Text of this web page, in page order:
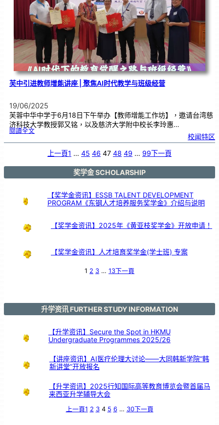
固
本
贩
售
邀
您
同
行
芙中引进教师增能讲座 | 聚焦AI时代教学与班级经营
19/06/2025
芙蓉中华中学于6月18日下午举办【教师增能工作坊】，邀请台湾慈
济科技大学教授郭又铭，以及慈济大学附中校长李玲惠…
閱讀全文:芙
引
进
座
|
A
校闻特区
上一頁1 … 45 46 47 48 49 … 99下一頁
奖学金 SCHOLARSHIP
【奖学金资讯】ESSB TALENT DEVELOPMENT
PROGRAM《东钢人才培养服务奖学金》介绍与说明
【奖学金资讯】2025年《黄亚枝奖学金》开放申请！
【奖学金资讯】人才培育奖学金(学士班) 专案
1 2 3 … 13下一頁
升学资讯 FURTHER STUDY INFORMATION
【升学资讯】Secure the Spot in HKMU
Undergraduate Programmes 2025/26
【讲座资讯】AI医疗伦理大讨论——大同韩新学院“韩
新讲堂”开放报名
【升学资讯】2025行知国际高等教育博览会暨首届马
来西亚升学辅导大会
上一頁1 2 3 4 5 6 … 30下一頁